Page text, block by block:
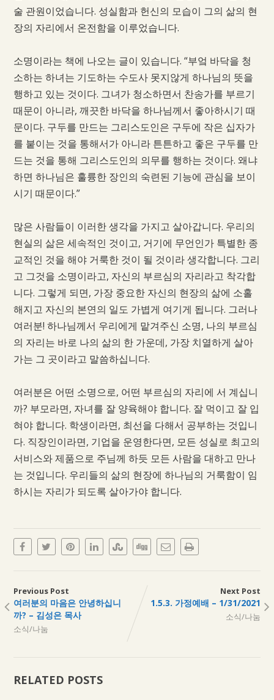
술 관원이었습니다. 성실함과 헌신의 모습이 그의 삶의 현
장의 자리에서 온전함을 이루었습니다.
소명이라는 책에 나오는 글이 있습니다. “부엌 바닥을 청
소하는 하녀는 기도하는 수도사 못지않게 하나님의 뜻을
행하고 있는 것이다. 그녀가 청소하면서 찬송가를 부르기
때문이 아니라, 깨끗한 바닥을 하나님께서 좋아하시기 때
문이다. 구두를 만드는 그리스도인은 구두에 작은 십자가
를 붙이는 것을 통해서가 아니라 튼튼하고 좋은 구두를 만
드는 것을 통해 그리스도인의 의무를 행하는 것이다. 왜냐
하면 하나님은 훌륭한 장인의 숙련된 기능에 관심을 보이
시기 때문이다.”
많은 사람들이 이러한 생각을 가지고 살아갑니다. 우리의
현실의 삶은 세속적인 것이고, 거기에 무언인가 특별한 종
교적인 것을 해야 거룩한 것이 될 것이라 생각합니다. 그리
고 그것을 소명이라고, 자신의 부르심의 자리라고 착각합
니다. 그렇게 되면, 가장 중요한 자신의 현장의 삶에 소홀
해지고 자신의 본연의 일도 가볍게 여기게 됩니다. 그러나
여러분! 하나님께서 우리에게 맡겨주신 소명, 나의 부르심
의 자리는 바로 나의 삶의 한 가운데, 가장 치열하게 살아
가는 그 곳이라고 말씀하십니다.
여러분은 어떤 소명으로, 어떤 부르심의 자리에 서 계십니
까? 부모라면, 자녀를 잘 양육해야 합니다. 잘 먹이고 잘 입
혀야 합니다. 학생이라면, 최선을 다해서 공부하는 것입니
다. 직장인이라면, 기업을 운영한다면, 모든 성실로 최고의
서비스와 제품으로 주님께 하듯 모든 사람을 대하고 만나
는 것입니다. 우리들의 삶의 현장에 하나님의 거룩함이 임
하시는 자리가 되도록 살아가야 합니다.
Previous Post
여러분의 마음은 안녕하십니
까? – 김성은 목사
소식/나눔
Next Post
1.5.3. 가정예배 – 1/31/2021
소식/나눔
RELATED POSTS